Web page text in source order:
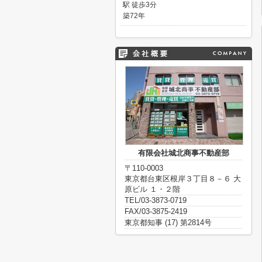
駅 徒歩3分
築72年
有限会社城北商事不動産部
〒110-0003
東京都台東区根岸３丁目８－６ 大
原ビル １・２階
TEL/03-3873-0719
FAX/03-3875-2419
東京都知事 (17) 第2814号